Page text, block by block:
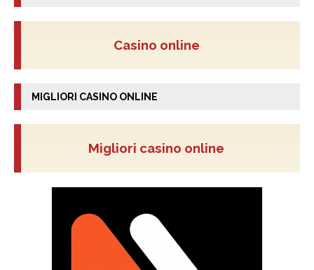
Casino online
MIGLIORI CASINO ONLINE
Migliori casino online